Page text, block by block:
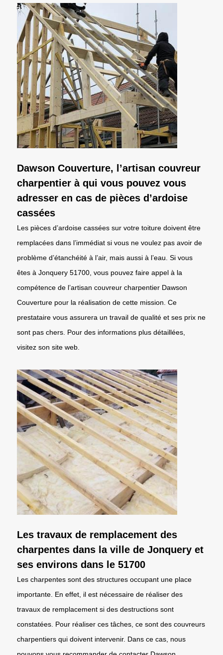
Dawson Couverture, l’artisan couvreur
charpentier à qui vous pouvez vous
adresser en cas de pièces d’ardoise
cassées
Les pièces d’ardoise cassées sur votre toiture doivent être
remplacées dans l’immédiat si vous ne voulez pas avoir de
problème d’étanchéité à l’air, mais aussi à l’eau. Si vous
êtes à Jonquery 51700, vous pouvez faire appel à la
compétence de l’artisan couvreur charpentier Dawson
Couverture pour la réalisation de cette mission. Ce
prestataire vous assurera un travail de qualité et ses prix ne
sont pas chers. Pour des informations plus détaillées,
visitez son site web.
Les travaux de remplacement des
charpentes dans la ville de Jonquery et
ses environs dans le 51700
Les charpentes sont des structures occupant une place
importante. En effet, il est nécessaire de réaliser des
travaux de remplacement si des destructions sont
constatées. Pour réaliser ces tâches, ce sont des couvreurs
charpentiers qui doivent intervenir. Dans ce cas, nous